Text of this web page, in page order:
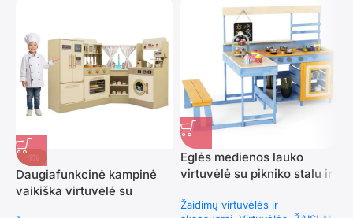
-1%
Daugiafunkcinė kampinė
vaikiška virtuvėlė su
Eglės medienos lauko
virtuvėlė su pikniko stalu ir
Žaidimų virtuvėlės ir